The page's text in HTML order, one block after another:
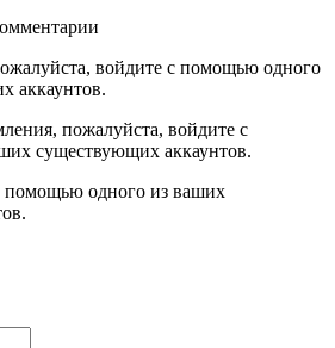
войдите с помощью одного
аккаунтов.
пожалуйста, войдите с
существующих аккаунтов.
помощью одного из ваших